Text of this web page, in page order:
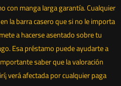
con manga larga garantía. Cualquier
la barra casero que si no le importa
a hacerse asentado sobre tu
Esa préstamo puede ayudarte a
saber que la valoración
verá afectada por cualquier paga